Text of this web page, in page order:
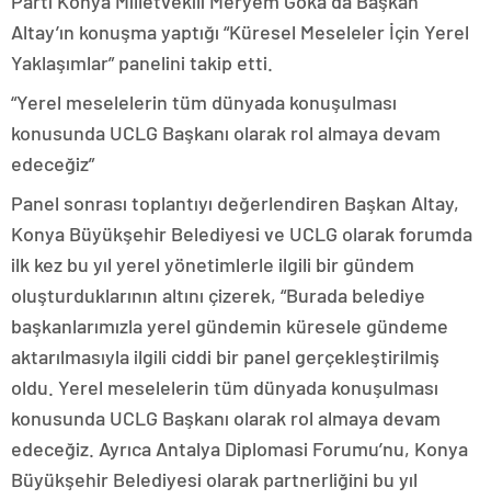
Altay’ın konuşma yaptığı “Küresel Meseleler İçin Yerel
Yaklaşımlar” panelini takip etti.
“Yerel meselelerin tüm dünyada konuşulması
konusunda UCLG Başkanı olarak rol almaya devam
edeceğiz”
Panel sonrası toplantıyı değerlendiren Başkan Altay,
Konya Büyükşehir Belediyesi ve UCLG olarak forumda
ilk kez bu yıl yerel yönetimlerle ilgili bir gündem
oluşturduklarının altını çizerek, “Burada belediye
başkanlarımızla yerel gündemin küresele gündeme
aktarılmasıyla ilgili ciddi bir panel gerçekleştirilmiş
oldu. Yerel meselelerin tüm dünyada konuşulması
konusunda UCLG Başkanı olarak rol almaya devam
edeceğiz. Ayrıca Antalya Diplomasi Forumu’nu, Konya
Büyükşehir Belediyesi olarak partnerliğini bu yıl